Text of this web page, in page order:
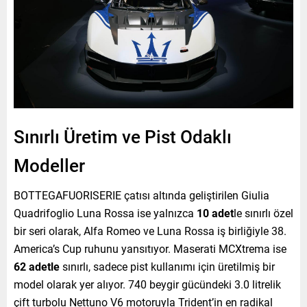
Sınırlı Üretim ve Pist Odaklı
Modeller
BOTTEGAFUORISERIE çatısı altında geliştirilen Giulia
Quadrifoglio Luna Rossa ise yalnızca 10 adetle sınırlı özel
bir seri olarak, Alfa Romeo ve Luna Rossa iş birliğiyle 38.
America’s Cup ruhunu yansıtıyor. Maserati MCXtrema ise
62 adetlesınırlı, sadece pist kullanımı için üretilmiş bir
model olarak yer alıyor. 740 beygir gücündeki 3.0 litrelik
çift turbolu Nettuno V6 motoruyla Trident’in en radikal